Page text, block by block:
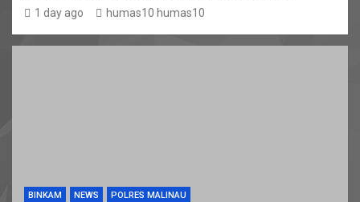
1 day ago humas10 humas10
BINKAM NEWS POLRES MALINAU